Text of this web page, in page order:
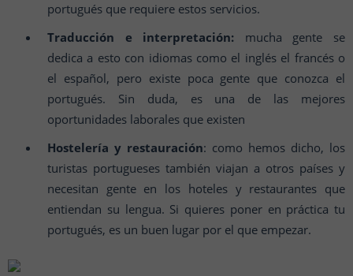
portugués que requiere estos servicios.
Traducción e interpretación: mucha gente se
dedica a esto con idiomas como el inglés el francés o
el español, pero existe poca gente que conozca el
portugués. Sin duda, es una de las mejores
oportunidades laborales que existen
Hostelería y restauración: como hemos dicho, los
turistas portugueses también viajan a otros países y
necesitan gente en los hoteles y restaurantes que
entiendan su lengua. Si quieres poner en práctica tu
portugués, es un buen lugar por el que empezar.